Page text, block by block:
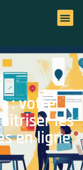
: votre
les
en ligne